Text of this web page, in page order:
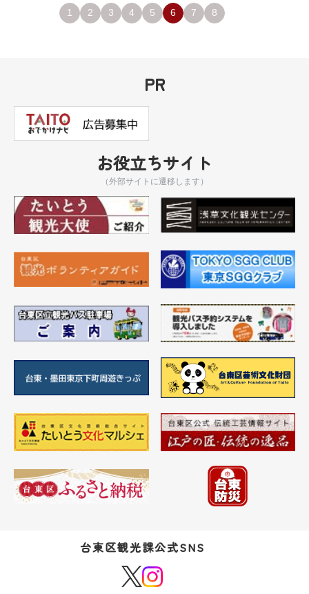
1 2 3 4 5 6 7 8
PR
お役立ちサイト
（外部サイトに遷移します）
台東区観光課公式SNS